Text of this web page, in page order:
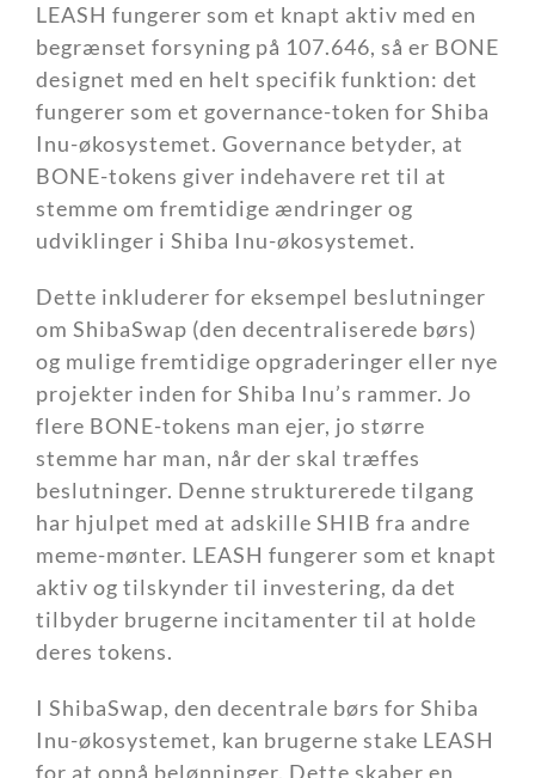
LEASH fungerer som et knapt aktiv med en
begrænset forsyning på 107.646, så er BONE
designet med en helt specifik funktion: det
fungerer som et governance-token for Shiba
Inu-økosystemet. Governance betyder, at
BONE-tokens giver indehavere ret til at
stemme om fremtidige ændringer og
udviklinger i Shiba Inu-økosystemet.
Dette inkluderer for eksempel beslutninger
om ShibaSwap (den decentraliserede børs)
og mulige fremtidige opgraderinger eller nye
projekter inden for Shiba Inu’s rammer. Jo
flere BONE-tokens man ejer, jo større
stemme har man, når der skal træffes
beslutninger. Denne strukturerede tilgang
har hjulpet med at adskille SHIB fra andre
meme-mønter. LEASH fungerer som et knapt
aktiv og tilskynder til investering, da det
tilbyder brugerne incitamenter til at holde
deres tokens.
I ShibaSwap, den decentrale børs for Shiba
Inu-økosystemet, kan brugerne stake LEASH
for at opnå belønninger. Dette skaber en